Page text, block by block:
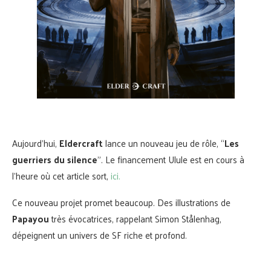
Aujourd’hui, Eldercraftlance un nouveau jeu de rôle, “Les
guerriers du silence”. Le financement Ulule est en cours à
l’heure où cet article sort,ici.
Ce nouveau projet promet beaucoup. Des illustrations de
Papayoutrès évocatrices, rappelant Simon Stålenhag,
dépeignent un univers de SF riche et profond.